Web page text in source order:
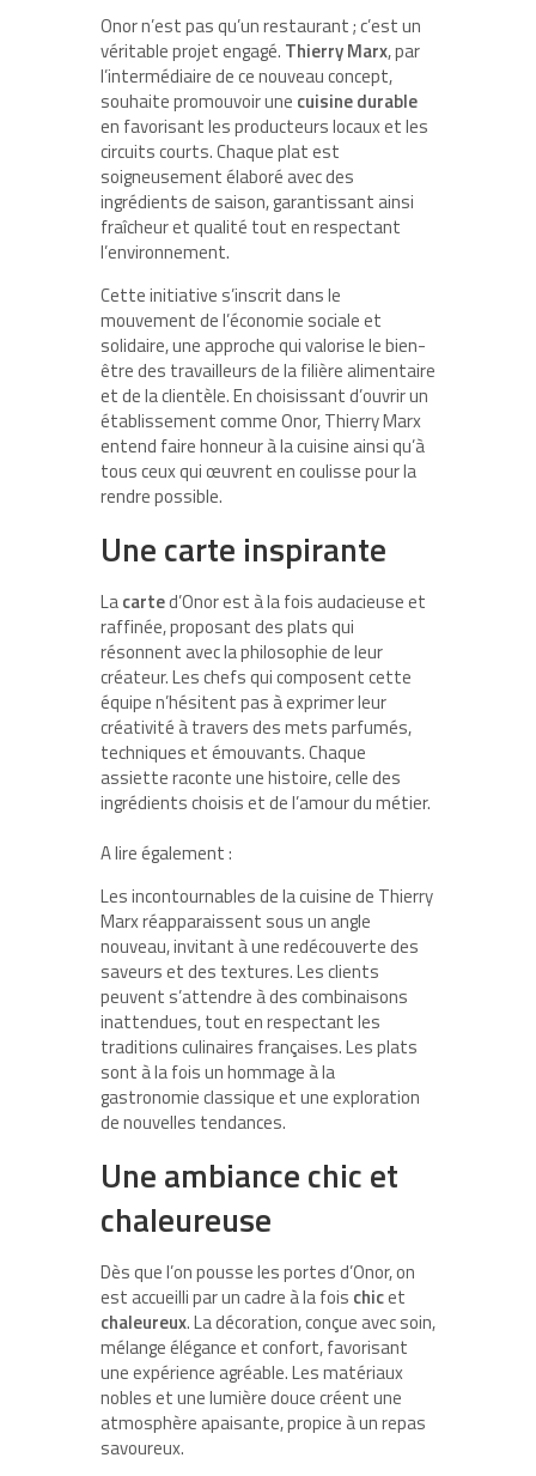
Onor n’est pas qu’un restaurant ; c’est un
véritable projet engagé. Thierry Marx, par
l’intermédiaire de ce nouveau concept,
souhaite promouvoir une cuisine durable
en favorisant les producteurs locaux et les
circuits courts. Chaque plat est
soigneusement élaboré avec des
ingrédients de saison, garantissant ainsi
fraîcheur et qualité tout en respectant
l’environnement.
Cette initiative s’inscrit dans le
mouvement de l’économie sociale et
solidaire, une approche qui valorise le bien-
être des travailleurs de la filière alimentaire
et de la clientèle. En choisissant d’ouvrir un
établissement comme Onor, Thierry Marx
entend faire honneur à la cuisine ainsi qu’à
tous ceux qui œuvrent en coulisse pour la
rendre possible.
Une carte inspirante
Lacarted’Onor est à la fois audacieuse et
raffinée, proposant des plats qui
résonnent avec la philosophie de leur
créateur. Les chefs qui composent cette
équipe n’hésitent pas à exprimer leur
créativité à travers des mets parfumés,
techniques et émouvants. Chaque
assiette raconte une histoire, celle des
ingrédients choisis et de l’amour du métier.
A lire également :
Les incontournables de la cuisine de Thierry
Marx réapparaissent sous un angle
nouveau, invitant à une redécouverte des
saveurs et des textures. Les clients
peuvent s’attendre à des combinaisons
inattendues, tout en respectant les
traditions culinaires françaises. Les plats
sont à la fois un hommage à la
gastronomie classique et une exploration
de nouvelles tendances.
Une ambiance chic et
chaleureuse
Dès que l’on pousse les portes d’Onor, on
est accueilli par un cadre à la fois chicet
chaleureux. La décoration, conçue avec soin,
mélange élégance et confort, favorisant
une expérience agréable. Les matériaux
nobles et une lumière douce créent une
atmosphère apaisante, propice à un repas
savoureux.